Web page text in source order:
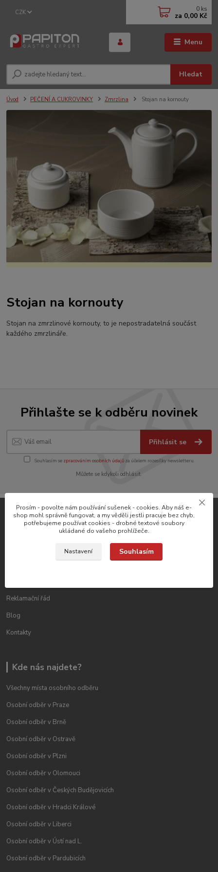
Menu
CZK
Hledat
0 ks
za 0,00 Kč
Úvod PEČENÍ A CUKROVINKY Zmrzlina Stojan na kornouty
Stojan na kornouty
Stojan na zmrzlinové kornouty, to je nepostradatelná součást
každého zmrzlináře.
Přihlašte se k odběru novinek
Přihlásit se
Souhlasím se zpracováním osobních údajůza účelem rozesílky newsletteru.
Můžete se kdykoli odhlásit.
Důležité odkazy
Reklamační řád
Blog
Kontakty
Kde nás najdete?
Všechny místa osobního odběru
Osobní odběr v Praze
Osobní odběr v Brně
Osobní odběr v Ostravě
Osobní odběr v Plzni
Osobní odběr v Olomouci
Osobní odběr v Českých Budějovicích
Osobní odběr v Hradci Králové
Osobní odběr v Liberci
Osobní odběr v Ústí nad L.
Osobní odběr v Pardubicích
Prosím - povolte nám používání sušenek - cookies. Aby náš e-
shop mohl správně fungovat, a my věděli jestli pracuje bez chyb,
potřebujeme používat cookies - drobné textové soubory
ukládané do vašeho prohlížeče.
Nastavení Souhlasím